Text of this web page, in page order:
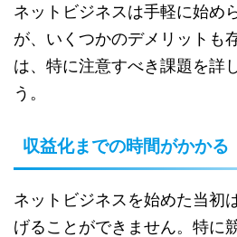
ネットビジネスは手軽に始め
が、いくつかのデメリットも
は、特に注意すべき課題を詳
う。
収益化までの時間がかかる
ネットビジネスを始めた当初
げることができません。特に